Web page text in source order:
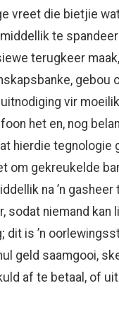
vreet die bietjie
te
terugkeer
gebou
uitnodiging vir
het en, nog
hierdie
om gekreukelde
na ’n
sodat niemand
dit is ’n
geld saamgooi,
af te betaal, of